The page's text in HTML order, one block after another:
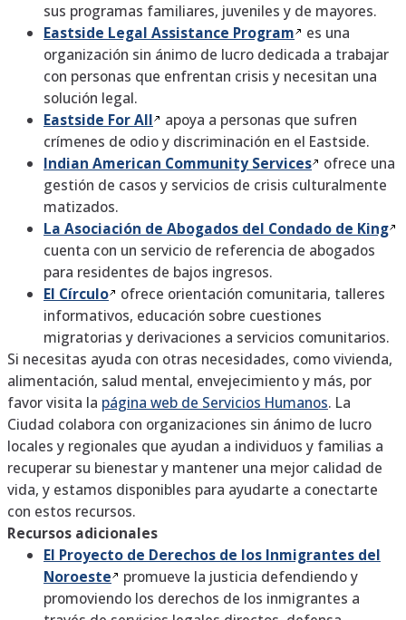
sus programas familiares, juveniles y de mayores.
Eastside Legal Assistance Program
es una
organización sin ánimo de lucro dedicada a trabajar
con personas que enfrentan crisis y necesitan una
solución legal.
Eastside ForAll
apoya a personas que sufren
crímenes de odio y discriminación en el Eastside.
Indian American CommunityServices
ofrece una
gestión de casos y servicios de crisis culturalmente
matizados.
La Asociación de Abogados del Condado de King
cuenta con un servicio de referencia de abogados
para residentes de bajos ingresos.
El Círculo
ofrece orientación comunitaria, talleres
informativos, educación sobre cuestiones
migratorias y derivaciones a servicios comunitarios.
Si necesitas ayuda con otras necesidades, como vivienda,
alimentación, salud mental, envejecimiento y más, por
favor visita la página web de Servicios Humanos. La
Ciudad colabora con organizaciones sin ánimo de lucro
locales y regionales que ayudan a individuos y familias a
recuperar su bienestar y mantener una mejor calidad de
vida, y estamos disponibles para ayudarte a conectarte
con estos recursos.
Recursos adicionales
El Proyecto de Derechos de los Inmigrantes del
Noroeste
promueve la justicia defendiendo y
promoviendo los derechos de los inmigrantes a